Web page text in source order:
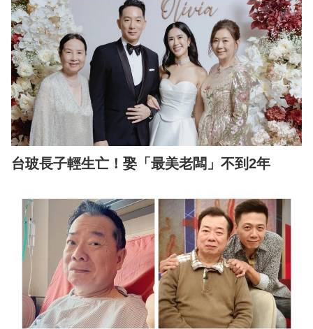
台玻長子輕生亡！娶「最美老闆」不到2年